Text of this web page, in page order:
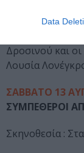
Data
Κωνσταντίνου,
Δροσινού και
Λουσία
ΣΑΒΒΑΤΟ 13
ΣΥΜΠΕΘΕΡΟΙ
Σκηνοθεσία :